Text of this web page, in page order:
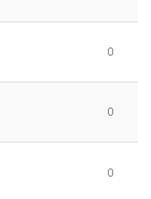
0
0
0